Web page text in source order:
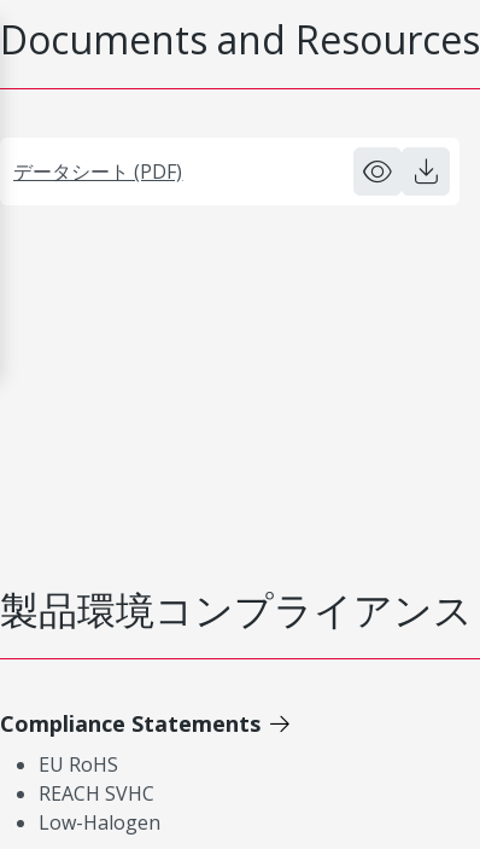
Documents and Resources
データシート (PDF)
製品環境コンプライアンス
Compliance Statements
EU RoHS
REACH SVHC
Low-Halogen